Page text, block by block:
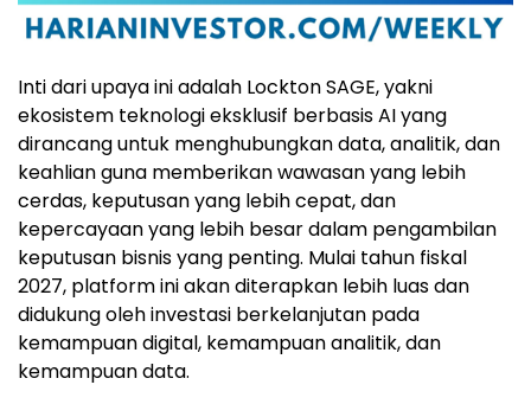
Inti dari upaya ini adalah Lockton SAGE, yakni
ekosistem teknologi eksklusif berbasis AI yang
dirancang untuk menghubungkan data, analitik, dan
keahlian guna memberikan wawasan yang lebih
cerdas, keputusan yang lebih cepat, dan
kepercayaan yang lebih besar dalam pengambilan
keputusan bisnis yang penting. Mulai tahun fiskal
2027, platform ini akan diterapkan lebih luas dan
didukung oleh investasi berkelanjutan pada
kemampuan digital, kemampuan analitik, dan
kemampuan data.